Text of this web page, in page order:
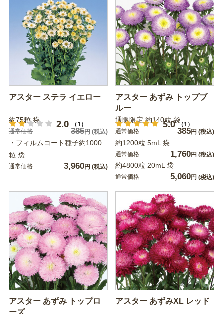
アスター ステラ イエロー
2.0 （1）
約75粒 袋
通常価格 385円(税込)
・フィルムコート種子約1000
粒 袋
通常価格 3,960円 (税込)
アスター あずみ トップブ
ルー
5.0 （1）
通販限定 約140粒 袋
通常価格 385円 (税込)
約1200粒 5mL 袋
通常価格 1,760円 (税込)
約4800粒 20mL 袋
通常価格 5,060円 (税込)
アスター あずみ トップロ
ーズ
アスター あずみXL レッド